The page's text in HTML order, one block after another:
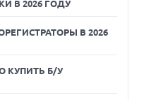
В 2026 ГОДУ
В 2026
КУПИТЬ Б/У